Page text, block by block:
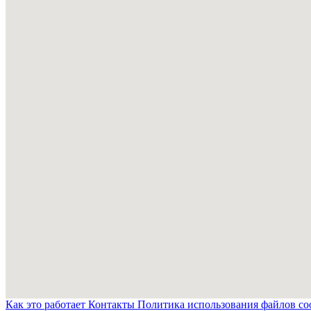
Как это работает Контакты Политика использования файлов